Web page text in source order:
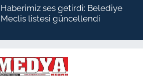
Haberimiz ses getirdi: Belediye
Meclis listesi güncellendi